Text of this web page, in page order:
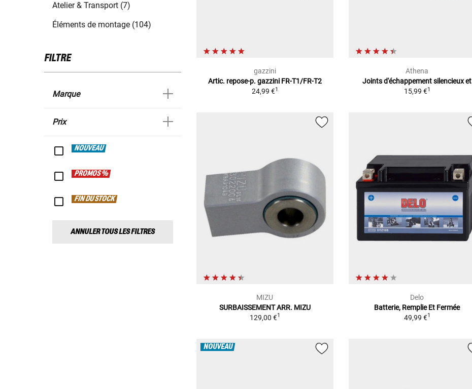
Atelier & Transport (7)
Éléments de montage (104)
FILTRE
Marque
Prix
NOUVEAU
PROMOS %
FIN DU STOCK
ANNULER TOUS LES FILTRES
gazzini
Artic. repose-p. gazzini FR-T1/FR-T2
24,99 €1
Athena
Joints d'échappement silencieux et
15,99 €1
MIZU
SURBAISSEMENT ARR. MIZU
129,00 €1
Delo
Batterie, Remplie Et Fermée
49,99 €1
NOUVEAU